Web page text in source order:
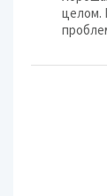
целом.